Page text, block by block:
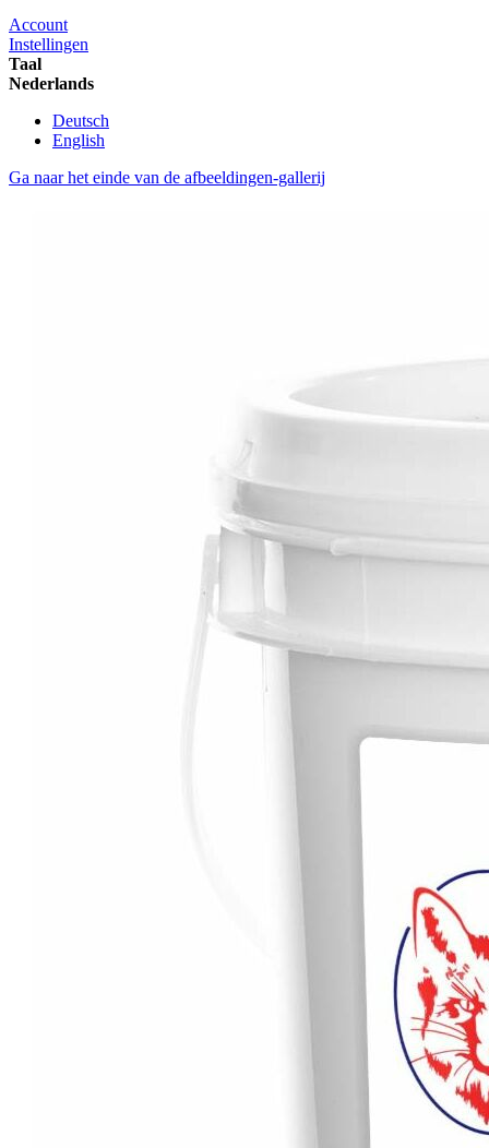
Account
Instellingen
Taal
Nederlands
Deutsch
English
Ga naar het einde van de afbeeldingen-gallerij